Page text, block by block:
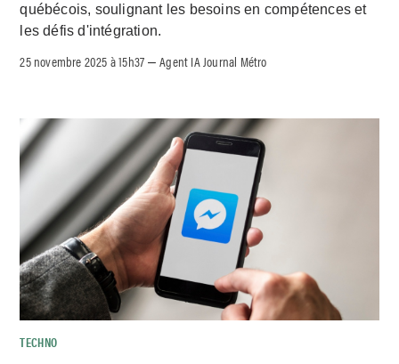
québécois, soulignant les besoins en compétences et
les défis d'intégration.
25 novembre 2025 à 15h37 –Agent IA Journal Métro
TECHNO